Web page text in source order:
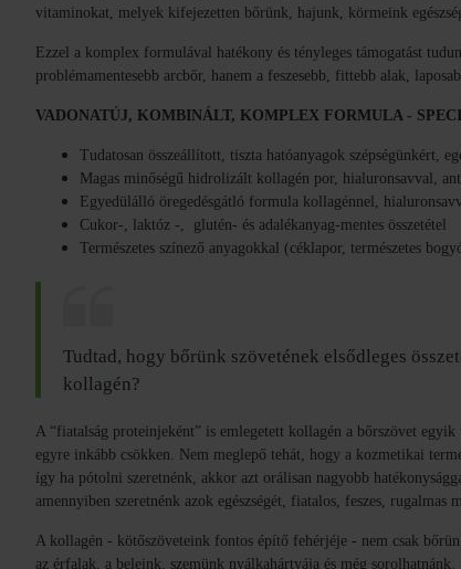
vitaminokat, melyek kifejezetten bőrünk, hajunk, körmeink
Ezzel a komplex formulával hatékony és tényleges támogatást
problémamentesebb arcbőr, hanem a feszesebb, fittebb alak,
VADONATÚJ, KOMBINÁLT, KOMPLEX FORMULA -
Tudatosan összeállított, tiszta hatóanyagok szépségünkért,
Magas minőségű hidrolizált kollagén por, hialuronsavval,
Egyedülálló öregedésgátló formula kollagénnel,
Cukor-, laktóz -, glutén- és adalékanyag-mentes összetétel
Természetes színező anyagokkal (céklapor, természetes
Tudtad, hogy bőrünk szövetének elsődleges
kollagén?
A “fiatalság proteinjeként” is emlegetett kollagén a bőrszövet
egyre inkább csökken. Nem meglepő tehát, hogy a kozmetikai
így ha pótolni szeretnénk, akkor azt orálisan nagyobb
amennyiben szeretnénk azok egészségét, fiatalos, feszes, rugalmas
A kollagén - kötőszöveteink fontos építő fehérjéje - nem csak
az érfalak, a beleink, szemünk nyálkahártyája és még sorolhatnánk.